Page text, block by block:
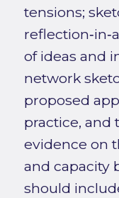
tensions;
of ideas and
network
proposed
practice, and
evidence on
and capacity
should